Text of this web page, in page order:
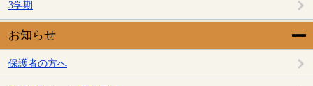
3学期
お知らせ
保護者の方へ